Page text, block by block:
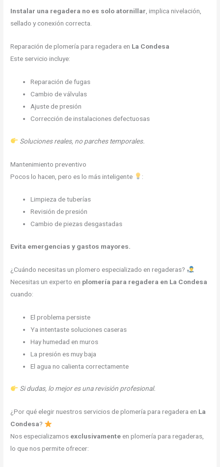
Instalar una regadera no es solo atornillar, implica nivelación,
sellado y conexión correcta.
Reparación de plomería para regadera en La Condesa
Este servicio incluye:
Reparación de fugas
Cambio de válvulas
Ajuste de presión
Corrección de instalaciones defectuosas
Soluciones reales, no parches temporales.
Mantenimiento preventivo
Pocos lo hacen, pero es lo más inteligente
:
Limpieza de tuberías
Revisión de presión
Cambio de piezas desgastadas
Evita emergencias y gastos mayores.
¿Cuándo necesitas un plomero especializado en regaderas?
Necesitas un experto en plomería para regadera en La Condesa
cuando:
El problema persiste
Ya intentaste soluciones caseras
Hay humedad en muros
La presión es muy baja
El agua no calienta correctamente
Si dudas, lo mejor es una revisión profesional.
¿Por qué elegir nuestros servicios de plomería para regadera en La
Condesa?
Nos especializamos exclusivamente en plomería para regaderas,
lo que nos permite ofrecer: